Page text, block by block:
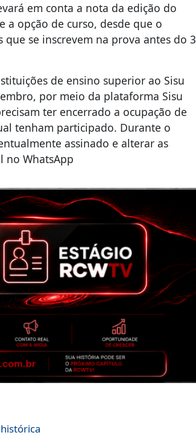
em conta a nota da edição do
a opção de curso, desde que o
se inscrevem na prova antes do 3
de ensino superior ao Sisu
por meio da plataforma Sisu
ter encerrado a ocupação de
tenham participado. Durante o
assinado e alterar as
no WhatsApp